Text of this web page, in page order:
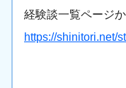
経験談一覧ページ
https://shinitori.net/